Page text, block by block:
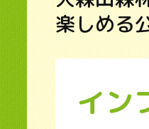
楽しめる
イン